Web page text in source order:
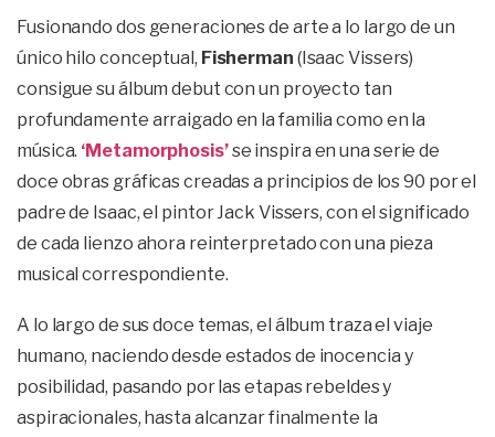
Fusionando dos generaciones de arte a lo largo de un
único hilo conceptual, Fisherman (Isaac Vissers)
consigue su álbum debut con un proyecto tan
profundamente arraigado en la familia como en la
música. ‘Metamorphosis’se inspira en una serie de
doce obras gráficas creadas a principios de los 90 por el
padre de Isaac, el pintor Jack Vissers, con el significado
de cada lienzo ahora reinterpretado con una pieza
musical correspondiente.
A lo largo de sus doce temas, el álbum traza el viaje
humano, naciendo desde estados de inocencia y
posibilidad, pasando por las etapas rebeldes y
aspiracionales, hasta alcanzar finalmente la